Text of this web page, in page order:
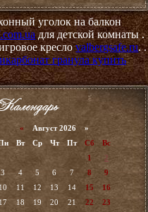
уголок на балкон
для детской комнаты .
креслоvalbergsafe.ru. .
гранула купить
« Август 2026 »
Вт Ср Чт Пт Сб
Вс
1
2
3
4 5 6 7 8
9
10
11 12 13 14 15
16
17
18 19 20 21 22
23